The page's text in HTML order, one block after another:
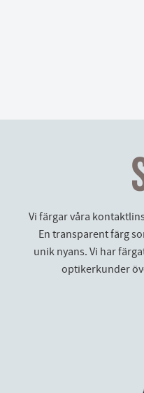
Vi färgar våra
En transparent färg
unik nyans. Vi har
optikerkunder